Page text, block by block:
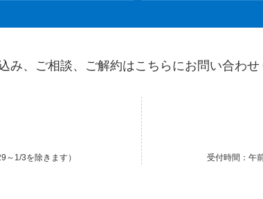
み、ご相談、ご解約はこちらにお問い合わせ
1/3を除きます） 受付時間：午